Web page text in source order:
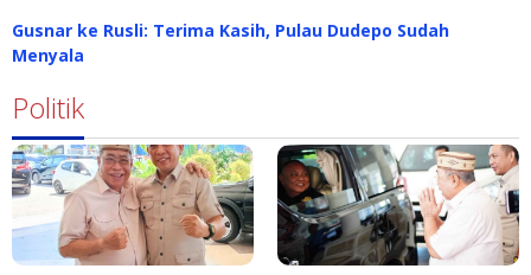
Gusnar ke Rusli: Terima Kasih, Pulau Dudepo Sudah
Menyala
Politik